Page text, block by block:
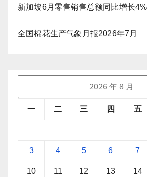
新加坡6月零售销售总额同比增长4%
全国棉花生产气象月报2026年7月
2026 年 8 月
一 二 三 四 五
3 4 5 6 7
10 11 12 13 14